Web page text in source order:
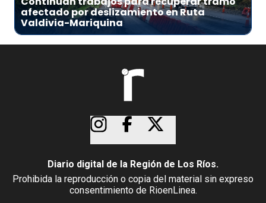
afectado por deslizamiento en Ruta
Valdivia-Mariquina
Diario digital de la Región de Los Ríos.
Prohibida la reproducción o copia del material sin expreso
consentimiento de RioenLinea.